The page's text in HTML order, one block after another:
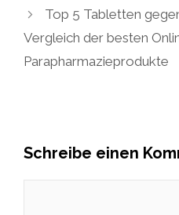
Top 5 Tabletten
Vergleich der besten
Parapharmazieprodukte
Schreibe einen